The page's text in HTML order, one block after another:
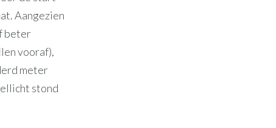
Aangezien
beter
vooraf),
meter
stond